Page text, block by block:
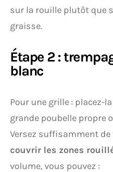
sur la rouille plutôt que
graisse.
Étape 2 :
blanc
Pour une grille : placez-
grande poubelle propre
Versez suffisamment
couvrir les zones
volume, vous pouvez :